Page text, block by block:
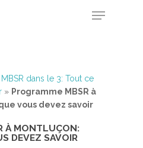
to close
dans le 3: Tout ce
» Programme MBSR à
vous devez savoir
À MONTLUÇON:
DEVEZ SAVOIR